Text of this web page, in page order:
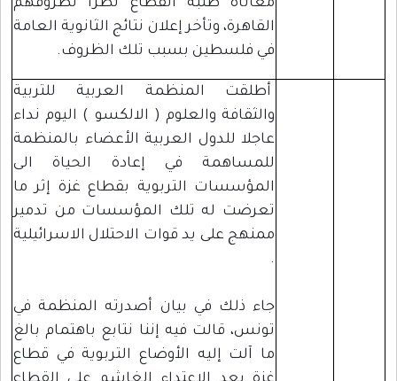
معاناة طلبة القطاع نظرا لظروفهم
القاهرة، وتأخر إعلان نتائج الثانوية العامة
في فلسطين بسبب تلك الظروف.
أطلقت المنظمة العربية للتربية
والثقافة والعلوم ( الالكسو ) اليوم نداء
عاجلا للدول العربية الأعضاء بالمنظمة
للمساهمة في إعادة الحياة الى
المؤسسات التربوية بقطاع غزة إثر ما
تعرضت له تلك المؤسسات من تدمير
ممنهج على يد قوات الاحتلال الاسرائيلية
.
جاء ذلك في بيان أصدرته المنظمة في
تونس، قالت فيه إننا نتابع باهتمام بالغ
ما آلت إليه الأوضاع التربوية في قطاع